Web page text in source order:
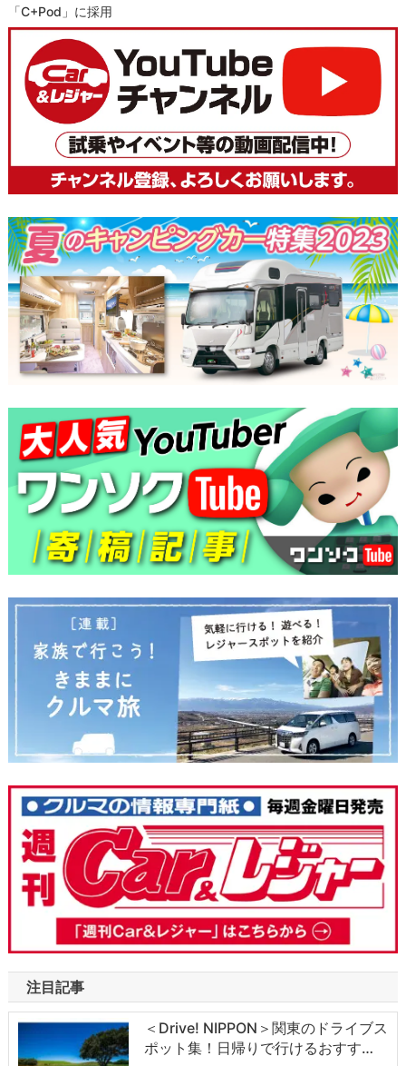
「C+pod」に採用
注目記事
＜Drive! NIPPON＞関東のドライブス
ポット集！日帰りで行けるおすす…